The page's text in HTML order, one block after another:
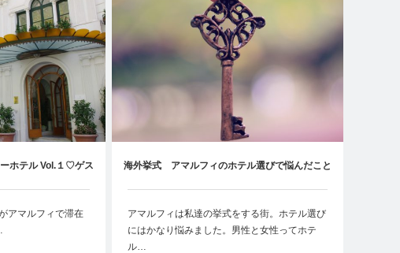
ホテル Vol.１♡ゲス
Caterina】
アマルフィで滞在
海外挙式 アマルフィのホテル選びで悩んだこと
アマルフィは私達の挙式をする街。ホテル選び
にはかなり悩みました。男性と女性ってホテ
ル…